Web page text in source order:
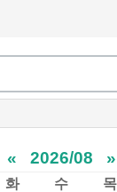
« 2026/08 »
화 수 목